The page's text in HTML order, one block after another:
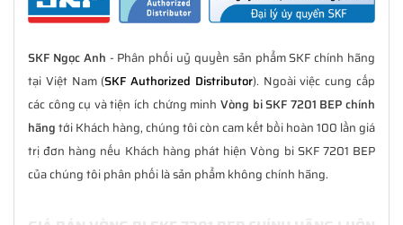
SKF Ngọc Anh - Phân phối uỷ quyền sản phẩm SKF chính hãng
tại Việt Nam (SKF Authorized Distributor). Ngoài việc cung cấp
các công cụ và tiện ích chứng minh Vòng bi SKF 7201 BEP chính
hãngtới Khách hàng, chúng tôi còn cam kết bồi hoàn 100 lần giá
trị đơn hàng nếu Khách hàng phát hiện Vòng bi SKF 7201 BEP
của chúng tôi phân phối là sản phẩm không chính hãng.